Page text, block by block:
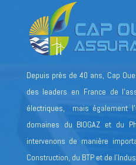
Depuis près de 40 ans, Cap
des leaders en France de
électriques, mais également
domaines du BIOGAZ et du
intervenons de manière
Construction, du BTP et de